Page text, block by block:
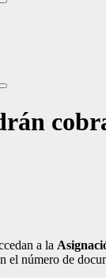
a la
el número de